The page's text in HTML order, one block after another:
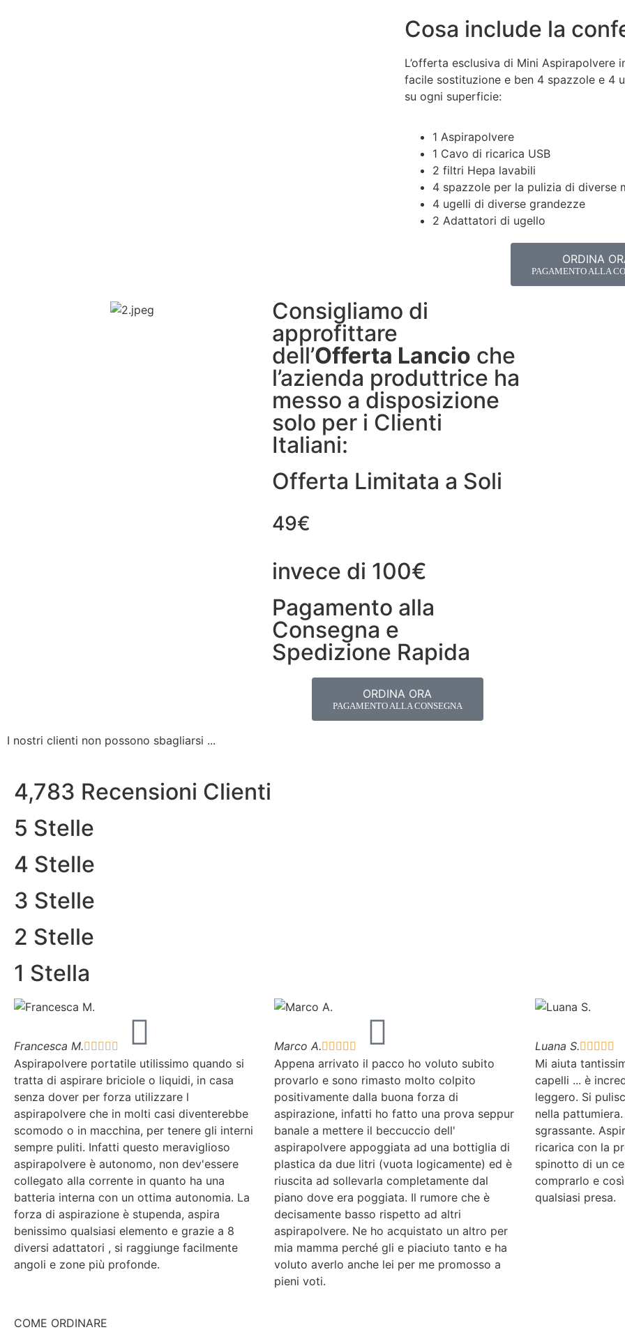
Cosa include la
L’offerta esclusiva di Mini Aspirapolvere
facile sostituzione e ben 4 spazzole e 4
su ogni superficie:
1 Aspirapolvere
1 Cavo di ricarica USB
2 filtri Hepa lavabili
4 spazzole per la pulizia di diverse
4 ugelli di diverse grandezze
2 Adattatori di ugello
ORDINA
PAGAMENTO ALLA
Consigliamo di
approfittare
dell’Offerta Lancio che
l’azienda produttrice ha
messo a disposizione
solo per i Clienti
Italiani:
Offerta Limitata a Soli
49€
invece di 100€
Pagamento alla
Consegna e
Spedizione Rapida
ORDINA ORA
PAGAMENTO ALLA CONSEGNA
I nostri clienti non possono sbagliarsi ...
4,783 Recensioni Clienti
5 Stelle
4 Stelle
3 Stelle
2 Stelle
1 Stella
Francesca M.    
Aspirapolvere portatile utilissimo quando si
tratta di aspirare briciole o liquidi, in casa
senza dover per forza utilizzare l
aspirapolvere che in molti casi diventerebbe
scomodo o in macchina, per tenere gli interni
sempre puliti. Infatti questo meraviglioso
aspirapolvere è autonomo, non dev'essere
collegato alla corrente in quanto ha una
batteria interna con un ottima autonomia. La
forza di aspirazione è stupenda, aspira
benissimo qualsiasi elemento e grazie a 8
diversi adattatori , si raggiunge facilmente
angoli e zone più profonde.
Marco A.    
Appena arrivato il pacco ho voluto subito
provarlo e sono rimasto molto colpito
positivamente dalla buona forza di
aspirazione, infatti ho fatto una prova seppur
banale a mettere il beccuccio dell'
aspirapolvere appoggiata ad una bottiglia di
plastica da due litri (vuota logicamente) ed è
riuscita ad sollevarla completamente dal
piano dove era poggiata. Il rumore che è
decisamente basso rispetto ad altri
aspirapolvere. Ne ho acquistato un altro per
mia mamma perché gli e piaciuto tanto e ha
voluto averlo anche lei per me promosso a
pieni voti.
Luana S.    
Mi aiuta
capelli ... è
leggero. Si
nella
sgrassante.
ricarica con la
spinotto di un
comprarlo e
qualsiasi presa.
COME ORDINARE